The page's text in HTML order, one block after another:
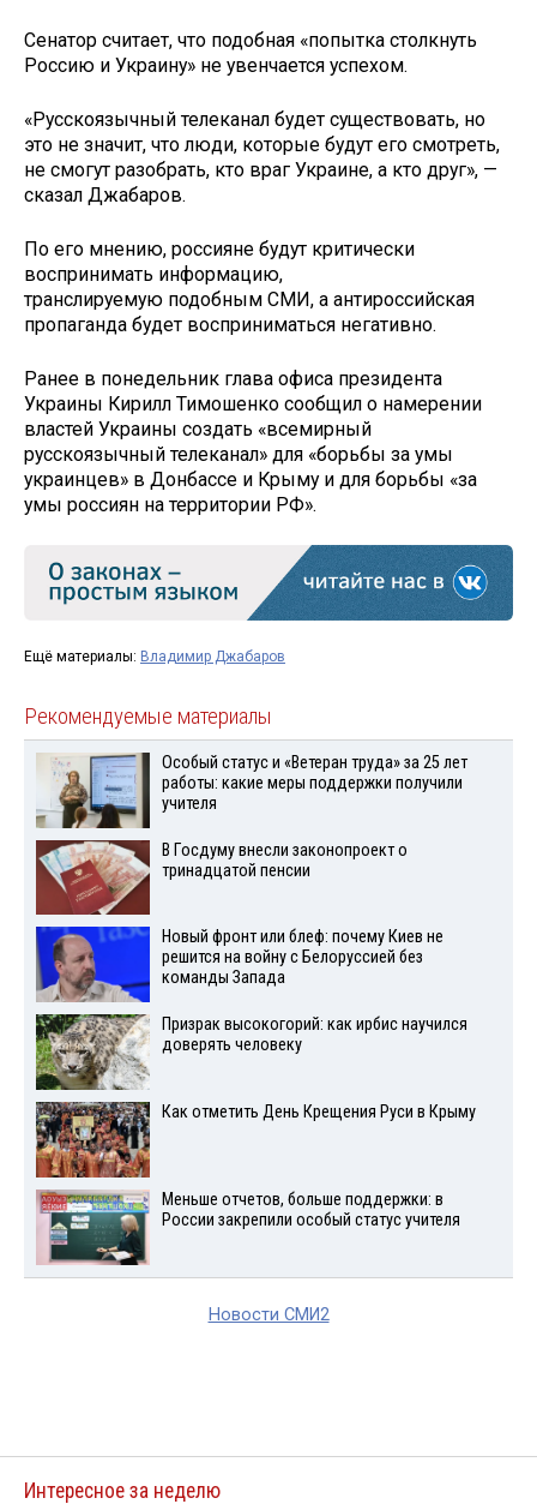
Сенатор считает, что подобная «попытка столкнуть
Россию и Украину» не увенчается успехом.
«Русскоязычный телеканал будет существовать, но
это не значит, что люди, которые будут его смотреть,
не смогут разобрать, кто враг Украине, а кто друг», —
сказал Джабаров.
По его мнению, россияне будут критически
воспринимать информацию,
транслируемую подобным СМИ, а антироссийская
пропаганда будет восприниматься негативно.
Ранее в понедельник глава офиса президента
Украины Кирилл Тимошенко сообщил о намерении
властей Украины создать «всемирный
русскоязычный телеканал» для «борьбы за умы
украинцев» в Донбассе и Крыму и для борьбы «за
умы россиян на территории РФ».
Ещё материалы: Владимир Джабаров
Рекомендуемые материалы
Особый статус и «Ветеран труда» за 25 лет
работы: какие меры поддержки получили
учителя
В Госдуму внесли законопроект о
тринадцатой пенсии
Новый фронт или блеф: почему Киев не
решится на войну с Белоруссией без
команды Запада
Призрак высокогорий: как ирбис научился
доверять человеку
Как отметить День Крещения Руси в Крыму
Меньше отчетов, больше поддержки: в
России закрепили особый статус учителя
Новости СМИ2
Интересное за неделю